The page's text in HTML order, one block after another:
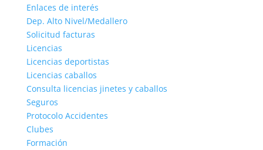
Enlaces de interés
Dep. Alto Nivel/Medallero
Solicitud facturas
Licencias
Licencias deportistas
Licencias caballos
Consulta licencias jinetes y caballos
Seguros
Protocolo Accidentes
Clubes
Formación